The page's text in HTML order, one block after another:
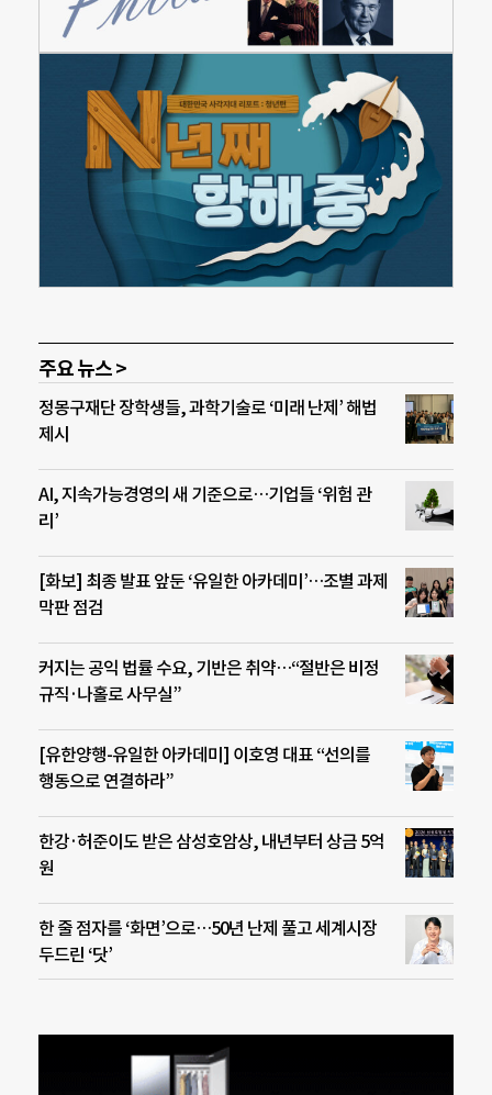
주요 뉴스 >
정몽구재단 장학생들, 과학기술로 ‘미래 난제’ 해법
제시
AI, 지속가능경영의 새 기준으로…기업들 ‘위험 관
리’
[화보] 최종 발표 앞둔 ‘유일한 아카데미’…조별 과제
막판 점검
커지는 공익 법률 수요, 기반은 취약…“절반은 비정
규직·나홀로 사무실”
[유한양행-유일한 아카데미] 이호영 대표 “선의를
행동으로 연결하라”
한강·허준이도 받은 삼성호암상, 내년부터 상금 5억
원
한 줄 점자를 ‘화면’으로…50년 난제 풀고 세계시장
두드린 ‘닷’